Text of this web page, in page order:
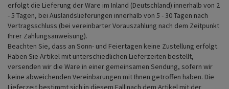
erfolgt die Lieferung der Ware im Inland (Deutschland) innerhalb von 2
- 5 Tagen, bei Auslandslieferungen innerhalb von 5 - 30 Tagen nach
Vertragsschluss (bei vereinbarter Vorauszahlung nach dem Zeitpunkt
Ihrer Zahlungsanweisung).
Beachten Sie, dass an Sonn- und Feiertagen keine Zustellung erfolgt.
Haben Sie Artikel mit unterschiedlichen Lieferzeiten bestellt,
versenden wir die Ware in einer gemeinsamen Sendung, sofern wir
keine abweichenden Vereinbarungen mit Ihnen getroffen haben. Die
Lieferzeit bestimmt sich in diesem Fall nach dem Artikel mit der